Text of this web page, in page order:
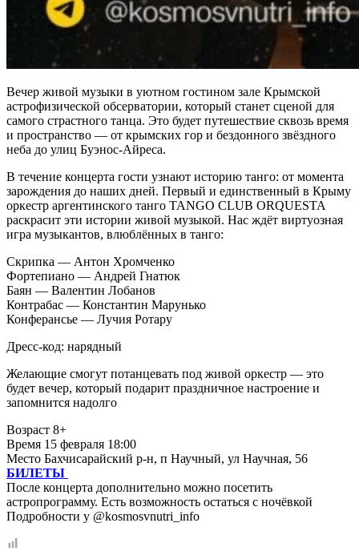
Вечер живой музыки в уютном гостином зале Крымской
астрофизической обсерватории, который станет сценой для
самого страстного танца. Это будет путешествие сквозь время
и пространство — от крымских гор и бездонного звёздного
неба до улиц Буэнос‑Айреса.
В течение концерта гости узнают историю танго: от момента
зарождения до наших дней. Первый и единственный в Крыму
оркестр аргентинского танго TANGO CLUB ORQUESTA
раскрасит эти истории живой музыкой. Нас ждёт виртуозная
игра музыкантов, влюблённых в танго:
Скрипка — Антон Хромченко
Фортепиано — Андрей Гнатюк
Баян — Валентин Лобанов
Контрабас — Константин Марунько
Конферансье — Лучия Ротару
Дресс-код: нарядный
Желающие смогут потанцевать под живой оркестр — это
будет вечер, который подарит праздничное настроение и
запомнится надолго
Возраст 8+
Время 15 февраля 18:00
Место Бахчисарайский р-н, п Научный, ул Научная, 56
БИЛЕТЫ
После концерта дополнительно можно посетить
астропрограмму. Есть возможность остаться с ночёвкой
Подробности у @kosmosvnutri_info